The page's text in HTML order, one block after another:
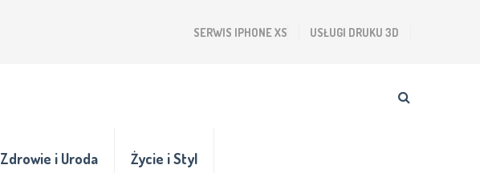
SERWIS IPHONE XS USŁUGI DRUKU 3D
Zdrowie i Uroda Życie i Styl